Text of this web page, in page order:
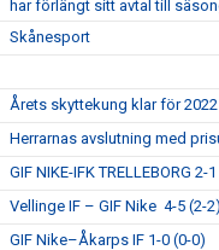
har förlängt sitt avtal till
Skånesport
Årets skyttekung klar för 2022
Herrarnas avslutning med
GIF NIKE-IFK TRELLEBORG 2-
Vellinge IF – GIF Nike 4-5 (2-2)
GIF Nike–Åkarps IF 1-0 (0-0)